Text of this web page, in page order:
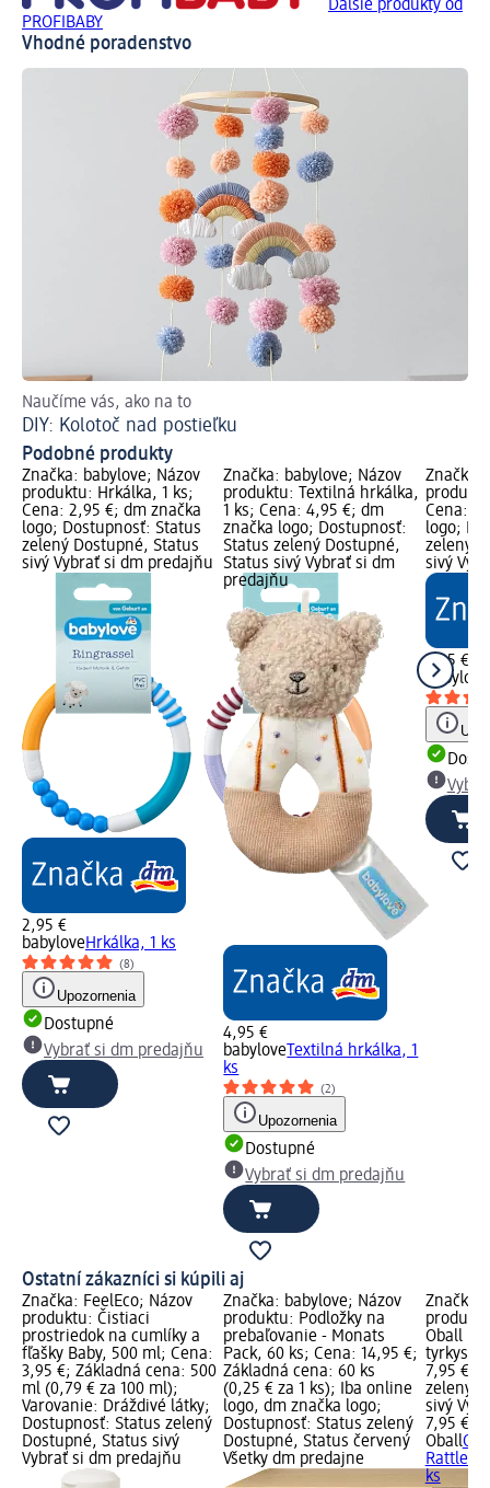
Ďalšie produkty od
PROFIBABY
Vhodné poradenstvo
Naučíme vás, ako na to
DIY: Kolotoč nad postieľku
Podobné produkty
Značka: babylove; Názov
produktu: Hrkálka, 1 ks;
Cena: 2,95 €; dm značka
logo; Dostupnosť: Status
zelený Dostupné, Status
sivý Vybrať si dm predajňu
2,95 €
babyloveHrkálka, 1 ks
(8)
Upozornenia
Dostupné
Vybrať si dm predajňu
Značka: babylove; Názov
produktu: Textilná hrkálka,
1 ks; Cena: 4,95 €; dm
značka logo; Dostupnosť:
Status zelený Dostupné,
Status sivý Vybrať si dm
predajňu
4,95 €
babylove Textilná hrkálka, 1
ks
(2)
Upozornenia
Dostupné
Vybrať si dm predajňu
Značka:
Cena:
logo;
zelený
sivý
7,95 €
babylove
Ostatní zákazníci si kúpili aj
Značka: FeelEco; Názov
produktu: Čistiaci
prostriedok na cumlíky a
fľašky Baby, 500 ml; Cena:
3,95 €; Základná cena: 500
ml (0,79 € za 100 ml);
Varovanie: Dráždivé látky;
Dostupnosť: Status zelený
Dostupné, Status sivý
Vybrať si dm predajňu
Značka: babylove; Názov
produktu: Podložky na
prebaľovanie - Monats
Pack, 60 ks; Cena: 14,95 €;
Základná cena: 60 ks
(0,25 € za 1 ks); Iba online
logo, dm značka logo;
Dostupnosť: Status zelený
Dostupné, Status červený
Všetky dm predajne
Značka:
Oball
7,95 €;
zelený
sivý
7,95 €
Oball
Rattle -
ks